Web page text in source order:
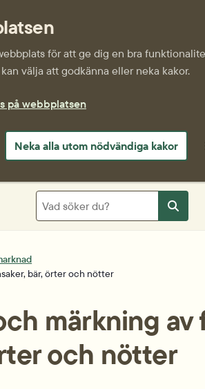
för att ge dig en bra
välja att godkänna eller neka kakor.
på webbplatsen
Neka alla utom nödvändiga kakor
Sök
Sök
bär, örter och nötter
märkning av
och nötter